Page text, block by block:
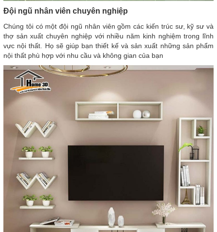
Đội ngũ nhân viên chuyên nghiệp
Chúng tôi có một đội ngũ nhân viên gồm các kiến trúc sư, kỹ sư và
thợ sản xuất chuyên nghiệp với nhiều năm kinh nghiệm trong lĩnh
vực nội thất. Họ sẽ giúp bạn thiết kế và sản xuất những sản phẩm
nội thất phù hợp với nhu cầu và không gian của bạn